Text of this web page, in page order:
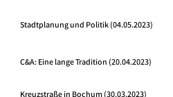
Stadtplanung und Politik (04.05.2023)
C&A: Eine lange Tradition (20.04.2023)